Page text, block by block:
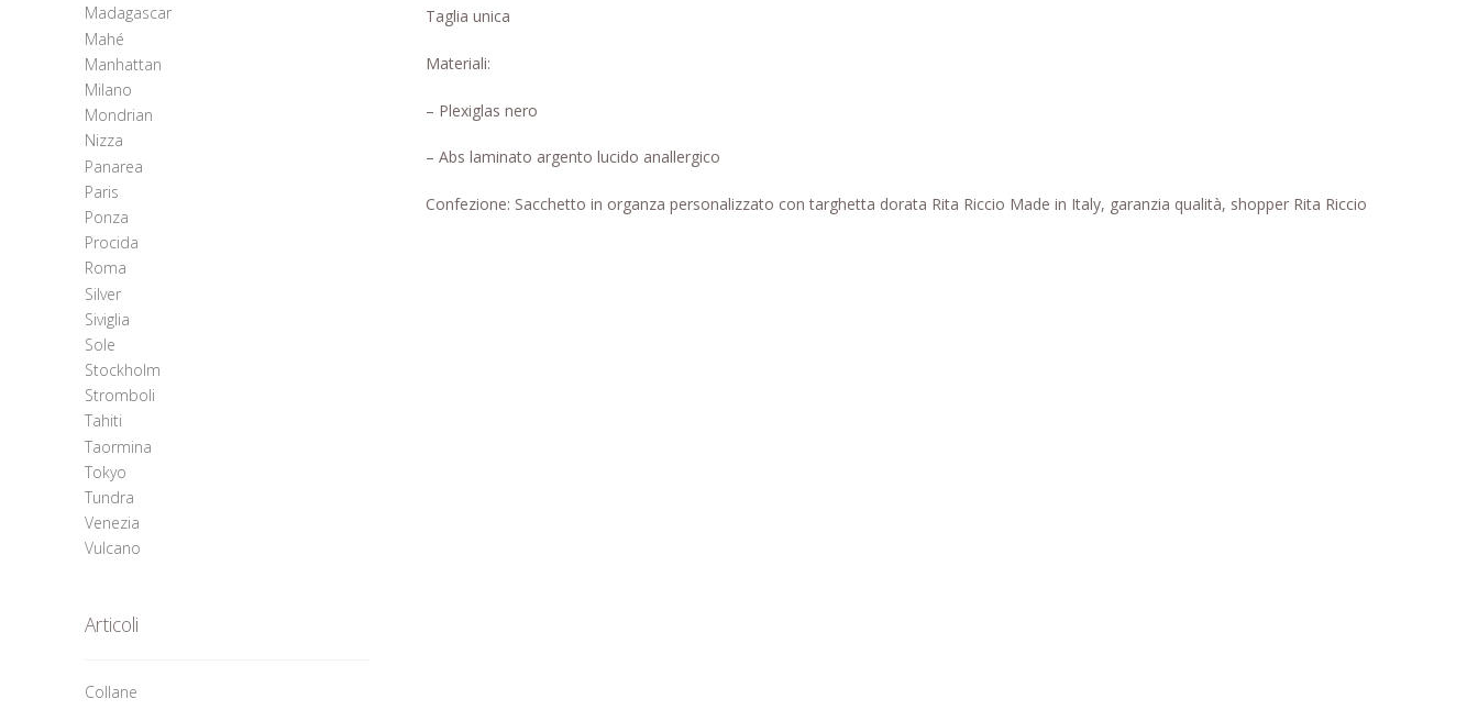
Taglia unica
Materiali:
– Plexiglas nero
– Abs laminato argento lucido anallergico
Confezione: Sacchetto in organza personalizzato con targhetta dorata Rita Riccio Made in Italy, garanzia qualità, shopper Rita Riccio
Madagascar
Mahé
Manhattan
Milano
Mondrian
Nizza
Panarea
Paris
Ponza
Procida
Roma
Silver
Siviglia
Sole
Stockholm
Stromboli
Tahiti
Taormina
Tokyo
Tundra
Venezia
Vulcano
Articoli
Collane